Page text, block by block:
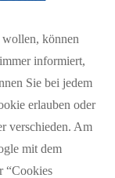
wollen, können
informiert,
Sie bei jedem
erlauben oder
verschieden. Am
mit dem
“Cookies